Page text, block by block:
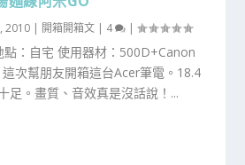
2010 | 開箱開箱文 | 4 |
點：自宅 使用器材：500D+Canon
次幫朋友開箱這台Acer筆電。18.4
足。畫質、音效真是沒話說！...